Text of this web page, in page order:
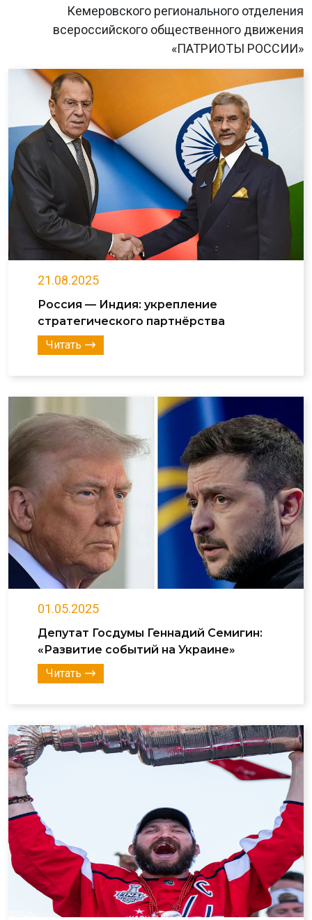
Кемеровского регионального отделения
всероссийского общественного движения
«ПАТРИОТЫ РОССИИ»
21.08.2025
Россия — Индия: укрепление
стратегического партнёрства
Читать
01.05.2025
Депутат Госдумы Геннадий Семигин:
«Развитие событий на Украине»
Читать